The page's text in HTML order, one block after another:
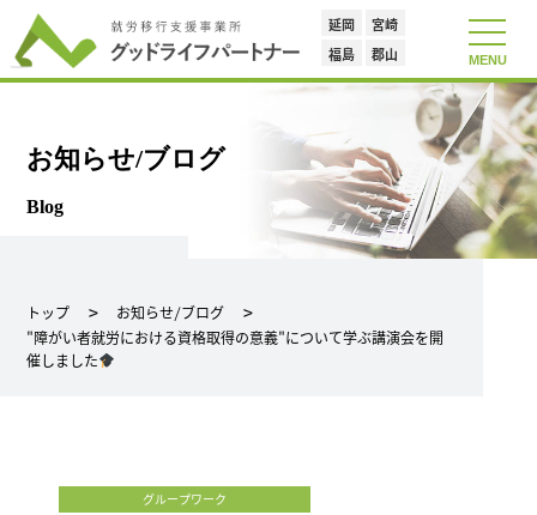
延岡
宮崎
福島
郡山
toggle
MENU
お知らせ/ブログ
Blog
トップ
お知らせ/ブログ
"障がい者就労における資格取得の意義"について学ぶ講演会を開
催しました
グループワーク